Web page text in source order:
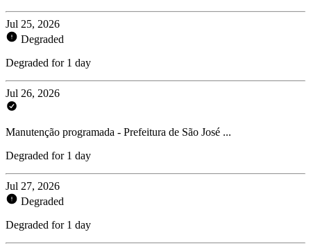
Jul 25, 2026
Degraded
Degraded for 1 day
Jul 26, 2026
Manutenção programada - Prefeitura de São José ...
Degraded for 1 day
Jul 27, 2026
Degraded
Degraded for 1 day